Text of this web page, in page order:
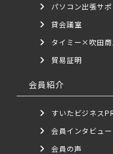
パソコン出張サ
貸会議室
タイミー×吹田
貿易証明
会員紹介
すいたビジネス
会員インタビュー
会員の声